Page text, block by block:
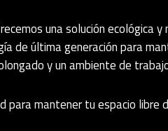
una solución ecológica
de última generación para
y un ambiente de
para mantener tu espacio libre